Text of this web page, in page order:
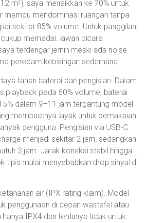
m²), saya menaikkan ke 70% untuk
mampu mendominasi ruangan tanpa
sekitar 85% volume. Untuk panggilan,
memadai: lawan bicara
terdengar jernih meski ada noise
peredam kebisingan sederhana.
tahan baterai dan pengisian. Dalam
playback pada 60% volume, baterai
dalam 9–11 jam tergantung model
membuatnya layak untuk pemakaian
pengguna. Pengisian via USB-C
menjadi sekitar 2 jam, sedangkan
3 jam. Jarak koneksi stabil hingga
tipis mulai menyebabkan drop sinyal di
air (IPX rating klaim). Model
penggunaan di depan wastafel atau
hanya IPX4 dan tentunya tidak untuk